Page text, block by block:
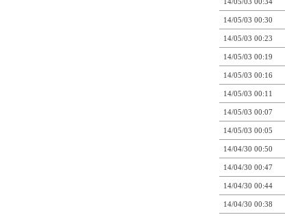
14/05/03 00:30
14/05/03 00:23
14/05/03 00:19
14/05/03 00:16
14/05/03 00:11
14/05/03 00:07
14/05/03 00:05
14/04/30 00:50
14/04/30 00:47
14/04/30 00:44
14/04/30 00:38